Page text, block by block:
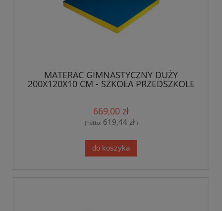
MATERAC GIMNASTYCZNY DUŻY
200X120X10 CM - SZKOŁA PRZEDSZKOLE
669,00 zł
(netto: 619,44 zł)
do koszyka